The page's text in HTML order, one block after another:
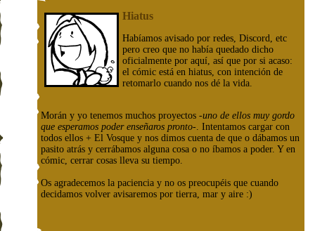
Hiatus
Habíamos avisado por redes, Discord, etc
pero creo que no había quedado dicho
oficialmente por aquí, así que por si acaso:
el cómic está en hiatus, con intención de
retomarlo cuando nos dé la vida.
Morán y yo tenemos muchos proyectos -uno de ellos muy gordo
que esperamos poder enseñaros pronto- . Intentamos cargar con
todos ellos + El Vosque y nos dimos cuenta de que o dábamos un
pasito atrás y cerrábamos alguna cosa o no íbamos a poder. Y en
cómic, cerrar cosas lleva su tiempo.
Os agradecemos la paciencia y no os preocupéis que cuando
decidamos volver avisaremos por tierra, mar y aire :)